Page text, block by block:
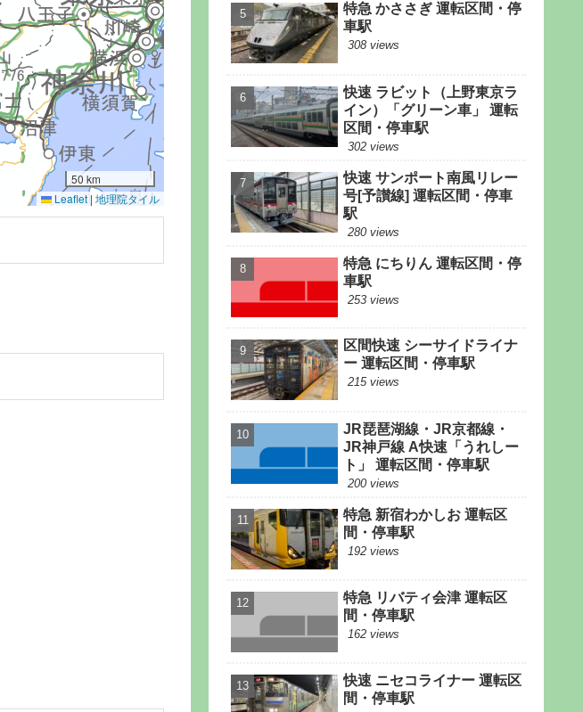
50 km
Leaflet | 地理院タイル
特急 かささぎ 運転区間・停
車駅
308 views
快速 ラビット（上野東京ラ
イン）「グリーン車」 運転
区間・停車駅
302 views
快速 サンポート南風リレー
号[予讃線] 運転区間・停車
駅
280 views
特急 にちりん 運転区間・停
車駅
253 views
区間快速 シーサイドライナ
ー 運転区間・停車駅
215 views
JR琵琶湖線・JR京都線・
JR神戸線 A快速「うれしー
ト」 運転区間・停車駅
200 views
特急 新宿わかしお 運転区
間・停車駅
192 views
特急 リバティ会津 運転区
間・停車駅
162 views
快速 ニセコライナー 運転区
間・停車駅